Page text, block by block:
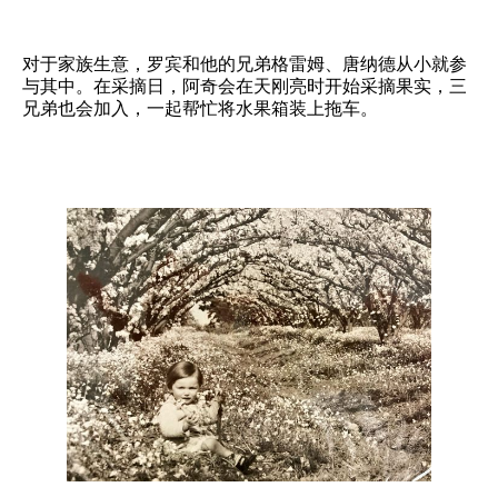
对于家族生意，罗宾和他的兄弟格雷姆、唐纳德从小就参
与其中。在采摘日，阿奇会在天刚亮时开始采摘果实，三
兄弟也会加入，一起帮忙将水果箱装上拖车。